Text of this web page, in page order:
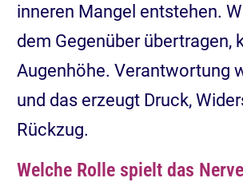
inneren Mangel entstehen.
dem Gegenüber übertragen,
Augenhöhe. Verantwortung
und das erzeugt Druck,
Rückzug.
Welche Rolle spielt das